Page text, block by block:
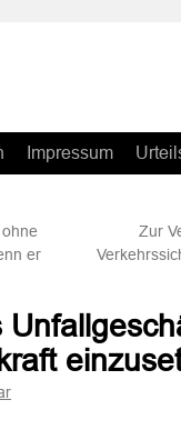
Impressum
er
Zur